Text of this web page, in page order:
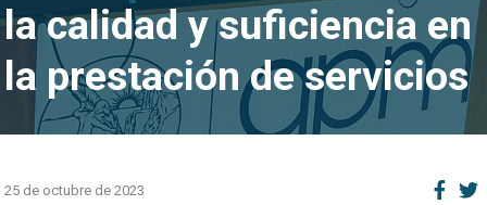
la calidad y suficiencia en
la prestación de servicios
25 de octubre de 2023